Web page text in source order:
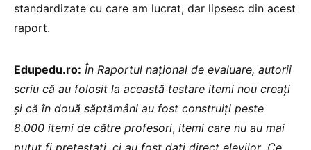
standardizate cu care am lucrat, dar lipsesc din acest
raport.
Edupedu.ro: În Raportul național de evaluare, autorii
scriu că au folosit la această testare itemi nou creați
și că în două săptămâni au fost construiți peste
8.000 itemi de către profesori, itemi care nu au mai
putut fi pretestați, ci au fost dați direct elevilor. Ce